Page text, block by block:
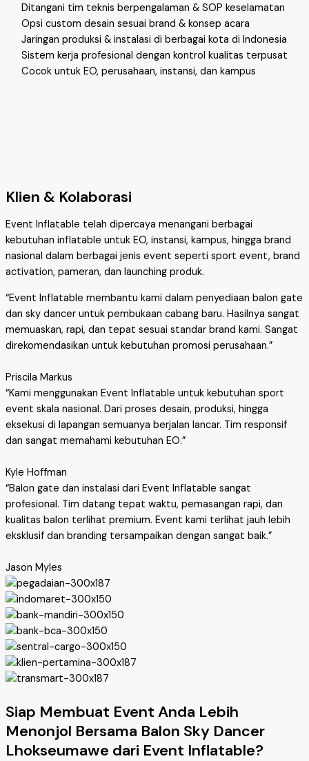
Ditangani tim teknis berpengalaman & SOP keselamatan
Opsi custom desain sesuai brand & konsep acara
Jaringan produksi & instalasi di berbagai kota di Indonesia
Sistem kerja profesional dengan kontrol kualitas terpusat
Cocok untuk EO, perusahaan, instansi, dan kampus
Klien & Kolaborasi
Event Inflatable telah dipercaya menangani berbagai
kebutuhan inflatable untuk EO, instansi, kampus, hingga brand
nasional dalam berbagai jenis event seperti sport event, brand
activation, pameran, dan launching produk.
“Event Inflatable membantu kami dalam penyediaan balon gate
dan sky dancer untuk pembukaan cabang baru. Hasilnya sangat
memuaskan, rapi, dan tepat sesuai standar brand kami. Sangat
direkomendasikan untuk kebutuhan promosi perusahaan.”
Priscila Markus
“Kami menggunakan Event Inflatable untuk kebutuhan sport
event skala nasional. Dari proses desain, produksi, hingga
eksekusi di lapangan semuanya berjalan lancar. Tim responsif
dan sangat memahami kebutuhan EO.”
Kyle Hoffman
“Balon gate dan instalasi dari Event Inflatable sangat
profesional. Tim datang tepat waktu, pemasangan rapi, dan
kualitas balon terlihat premium. Event kami terlihat jauh lebih
eksklusif dan branding tersampaikan dengan sangat baik.”
Jason Myles
Siap Membuat Event Anda Lebih
Menonjol Bersama Balon Sky Dancer
Lhokseumawe dari Event Inflatable?